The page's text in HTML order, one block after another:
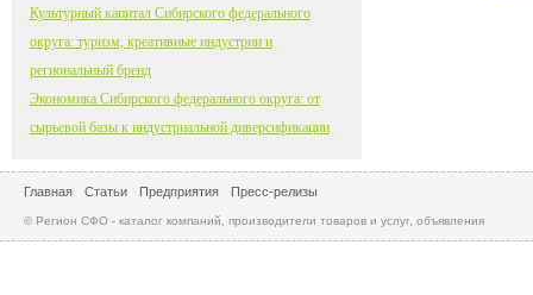
Культурный капитал Сибирского федерального
округа: туризм, креативные индустрии и
региональный бренд
Экономика Сибирского федерального округа: от
сырьевой базы к индустриальной диверсификации
Главная Статьи Предприятия Пресс-релизы
© Регион СФО - каталог компаний, производители товаров и услуг, объявления